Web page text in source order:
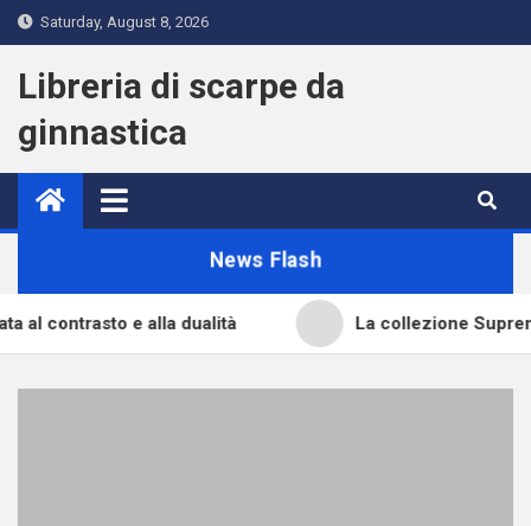
Skip
to
content
Saturday, August 8, 2026
Libreria di scarpe da
ginnastica
News Flash
contrasto e alla dualità La collezione Supreme